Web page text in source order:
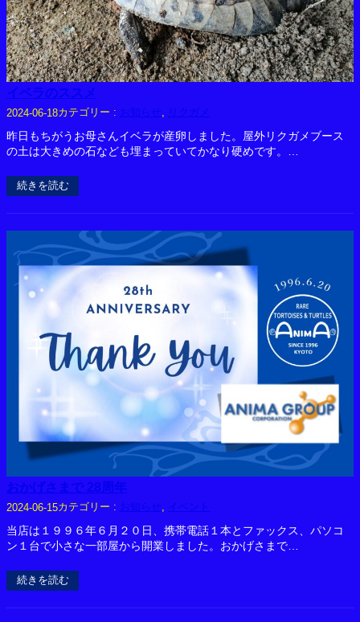
イベラのススメ
2024-06-18カテゴリー : お知らせ, リクガメ
昨日もちがうお母さんイベラが産卵しました。屋外リクガメブース
の土は大きめの石なども埋まっていてかなり硬めです。…
続きを読む
おかげさまで 28周年
2024-06-15カテゴリー : お知らせ, イベント
当店は１９９６年６月２０日、携帯電話１本とファックス、パソコ
ン１台で小さな一部屋から開業しました。おかげさまで…
続きを読む